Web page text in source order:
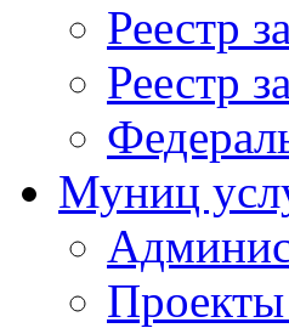
Реестр
Реестр
Муниц
Проекты